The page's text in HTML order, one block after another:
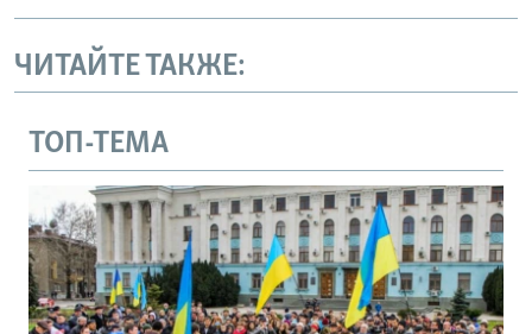
ЧИТАЙТЕ ТАКЖЕ:
ТОП-ТЕМА